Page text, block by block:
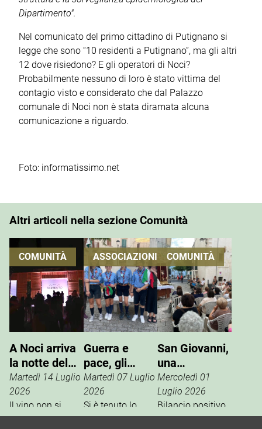
Dipartimento".
Nel comunicato del primo cittadino di Putignano si
legge che sono “10 residenti a Putignano”, ma gli altri
12 dove risiedono? E gli operatori di Noci?
Probabilmente nessuno di loro è stato vittima del
contagio visto e considerato che dal Palazzo
comunale di Noci non è stata diramata alcuna
comunicazione a riguardo.
Foto: informatissimo.net
Altri articoli nella sezione Comunità
COMUNITÀ
A Noci arriva
la notte del
vino che si
vive
Martedì 14 Luglio
2026
Il vino non si
degusta. Si vive.
ASSOCIAZIONI
Guerra e
pace, gli
Scout
incontrano
l’ANPI
Martedì 07 Luglio
2026
Si è tenuto lo
scorso 27 giugno
COMUNITÀ
San Giovanni,
una
tradizione che
si rinnova
Mercoledì 01
Luglio 2026
Bilancio positivo,
la scorsa